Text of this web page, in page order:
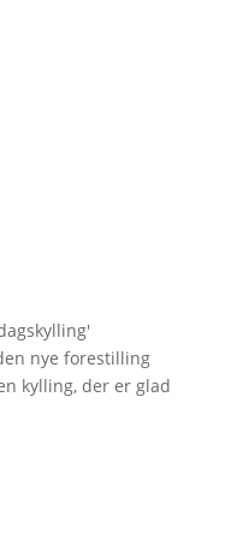
'
nye forestilling
kylling, der er glad